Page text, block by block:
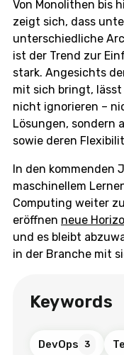
Von Monolithen bis
zeigt sich, dass
unterschiedliche
ist der Trend zur
stark. Angesichts
mit sich bringt, lässt
nicht ignorieren –
Lösungen, sondern
sowie deren
In den kommenden
maschinellem
Computing weiter
eröffnen neue
und es bleibt
in der Branche mit
Keywords
DevOps 3